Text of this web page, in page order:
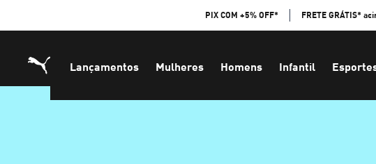
PIX COM +5% OFF* FRETE GRÁTIS*
Lançamentos Mulheres Homens Infantil